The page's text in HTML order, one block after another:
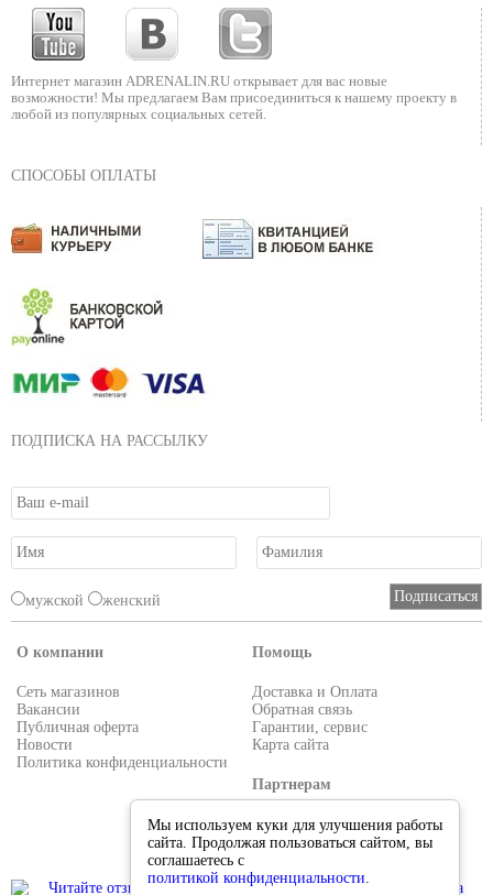
Интернет магазин ADRENALIN.RU открывает для вас новые
возможности! Мы предлагаем Вам присоединиться к нашему проекту в
любой из популярных социальных сетей.
СПОСОБЫ ОПЛАТЫ
ПОДПИСКА НА РАССЫЛКУ
мужской женский
О компании
Сеть магазинов
Вакансии
Публичная оферта
Новости
Политика конфиденциальности
Помощь
Доставка и Оплата
Обратная связь
Гарантии, сервис
Карта сайта
Партнерам
Условия работы
Реквизиты
Мы используем куки для улучшения работы
сайта. Продолжая пользоваться сайтом, вы
соглашаетесь с
политикой конфиденциальности.